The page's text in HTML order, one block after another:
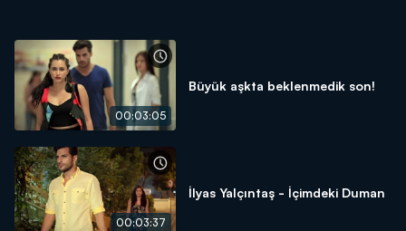
00:03:05
Büyük aşkta beklenmedik son!
00:03:37
İlyas Yalçıntaş - İçimdeki Duman